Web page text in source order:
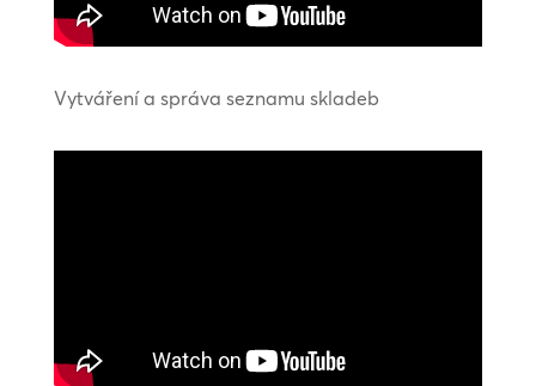
Vytváření a správa seznamu skladeb